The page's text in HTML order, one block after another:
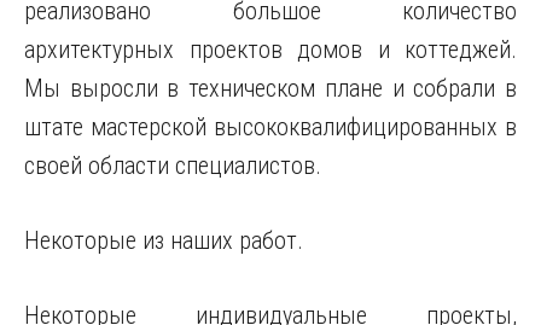
реализовано большое количество
архитектурных проектов домов и коттеджей.
Мы выросли в техническом плане и собрали в
штате мастерской высококвалифицированных в
своей области специалистов.
Некоторые из наших работ.
Некоторые индивидуальные проекты,